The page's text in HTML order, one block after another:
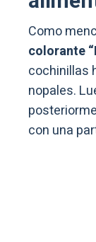
Como
colorante
cochinillas
nopales.
con una